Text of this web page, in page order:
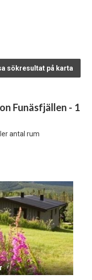
Funäsfjällen - 1
antal rum
sökresultat på karta